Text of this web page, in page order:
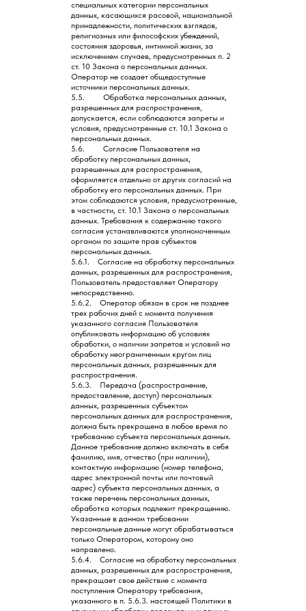
специальных категории персональных
данных, касающихся расовой, национальной
принадлежности, политических взглядов,
религиозных или философских убеждений,
состояния здоровья, интимной жизни, за
исключением случаев, предусмотренных п. 2
ст. 10 Закона о персональных данных.
Оператор не создает общедоступные
источники персональных данных.
5.5. Обработка персональных данных,
разрешенных для распространения,
допускается, если соблюдаются запреты и
условия, предусмотренные ст. 10.1 Закона о
персональных данных.
5.6. Согласие Пользователя на
обработку персональных данных,
разрешенных для распространения,
оформляется отдельно от других согласий на
обработку его персональных данных. При
этом соблюдаются условия, предусмотренные,
в частности, ст. 10.1 Закона о персональных
данных. Требования к содержанию такого
согласия устанавливаются уполномоченным
органом по защите прав субъектов
персональных данных.
5.6.1. Согласие на обработку персональных
данных, разрешенных для распространения,
Пользователь предоставляет Оператору
непосредственно.
5.6.2. Оператор обязан в срок не позднее
трех рабочих дней с момента получения
указанного согласия Пользователя
опубликовать информацию об условиях
обработки, о наличии запретов и условий на
обработку неограниченным кругом лиц
персональных данных, разрешенных для
распространения.
5.6.3. Передача (распространение,
предоставление, доступ) персональных
данных, разрешенных субъектом
персональных данных для распространения,
должна быть прекращена в любое время по
требованию субъекта персональных данных.
Данное требование должно включать в себя
фамилию, имя, отчество (при наличии),
контактную информацию (номер телефона,
адрес электронной почты или почтовый
адрес) субъекта персональных данных, а
также перечень персональных данных,
обработка которых подлежит прекращению.
Указанные в данном требовании
персональные данные могут обрабатываться
только Оператором, которому оно
направлено.
5.6.4. Согласие на обработку персональных
данных, разрешенных для распространения,
прекращает свое действие с момента
поступления Оператору требования,
указанного в п. 5.6.3. настоящей Политики в